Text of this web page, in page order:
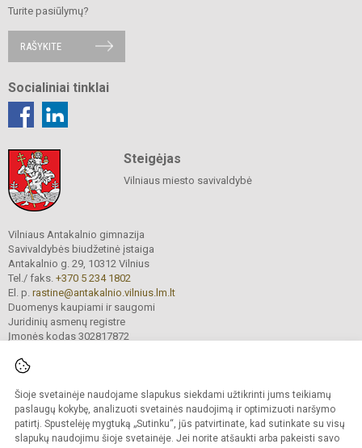
Šioje svetainėje naudojame slapukus siekdami užtikrinti jums teikiamų
paslaugų kokybę, analizuoti svetainės naudojimą ir optimizuoti naršymo
patirtį. Spustelėję mygtuką „Sutinku“, jūs patvirtinate, kad sutinkate su visų
slapukų naudojimu šioje svetainėje. Jei norite atšaukti arba pakeisti savo
Turite pasiūlymų?
RAŠYKITE
Socialiniai tinklai
Steigėjas
Vilniaus miesto savivaldybė
Vilniaus Antakalnio gimnazija
Savivaldybės biudžetinė įstaiga
Antakalnio g. 29, 10312 Vilnius
Tel./ faks. +370 5 234 1802
El. p. rastine@antakalnio.vilnius.lm.lt
Duomenys kaupiami ir saugomi
Juridinių asmenų registre
Įmonės kodas 302817872
© 2026. Vilniaus Antakalnio gimnazija. Visos teisės saugomos.
Kopijuoti turinį be raštiško gimnazijos sutikimo griežtai draudžiama.
Versija neįgaliesiems Slapukų valdymas